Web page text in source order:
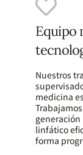
Equipo
Nuestros
medicina
linfático
forma